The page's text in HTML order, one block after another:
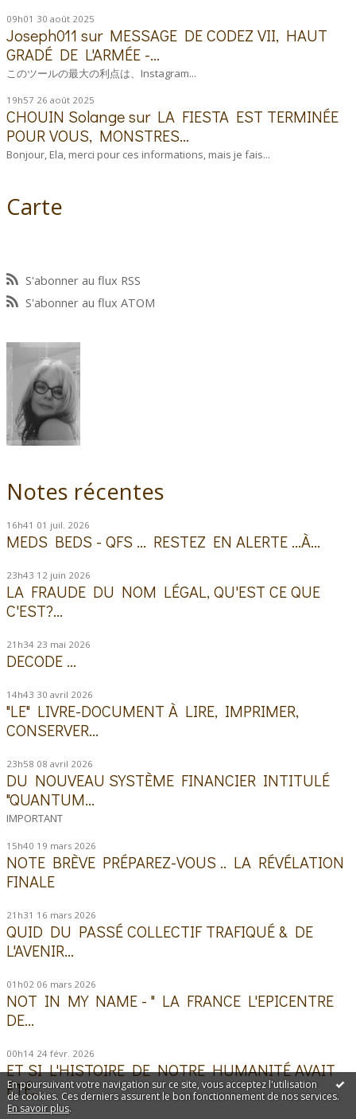
En poursuivant votre navigation sur ce site, vous acceptez l'utilisation
de cookies. Ces derniers assurent le bon fonctionnement de nos services.
En savoir plus.
09h01 30 août 2025
Joseph011 sur MESSAGE DE CODEZ VII, HAUT
GRADÉ DE L'ARMÉE -...
このツールの最大の利点は、Instagram...
19h57 26 août 2025
CHOUIN Solangesur LA FIESTA EST TERMINÉE
POUR VOUS, MONSTRES...
Bonjour, Ela, merci pour ces informations, mais je fais...
Carte
S'abonner au flux RSS
S'abonner au flux ATOM
Notes récentes
16h41 01 juil. 2026
MEDS BEDS - QFS ... RESTEZ EN ALERTE ...À...
23h43 12 juin 2026
LA FRAUDE DU NOM LÉGAL, QU'EST CE QUE
C'EST?...
21h34 23 mai 2026
DECODE ...
14h43 30 avril 2026
"LE" LIVRE-DOCUMENT À LIRE, IMPRIMER,
CONSERVER...
23h58 08 avril 2026
DU NOUVEAU SYSTÈME FINANCIER INTITULÉ
"QUANTUM...
IMPORTANT
15h40 19 mars 2026
NOTE BRÈVE PRÉPAREZ-VOUS .. LA RÉVÉLATION
FINALE
21h31 16 mars 2026
QUID DU PASSÉ COLLECTIF TRAFIQUÉ & DE
L'AVENIR...
01h02 06 mars 2026
NOT IN MY NAME - " LA FRANCE L'EPICENTRE
DE...
00h14 24 févr. 2026
ET SI L'HISTOIRE DE NOTRE HUMANITÉ AVAIT
ÉTÉ...